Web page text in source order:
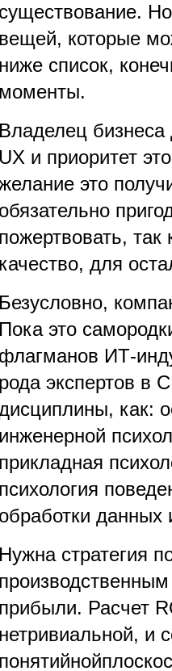
существование.
вещей, которые
ниже список,
моменты.
Владелец
UX и приоритет
это
обязательно
пожертвовать, так
качество, для
Безусловно,
Пока это
флагманов ИТ-
рода экспертов в
как:
инженерной
прикладная
психология
обработки данных
Нужна стратегия
прибыли. Расчет
нетривиальной, и